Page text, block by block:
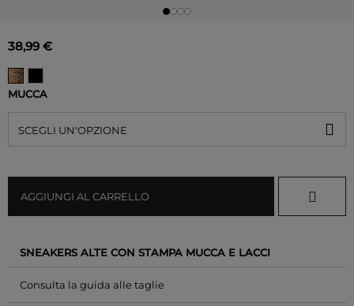
38,99 €
MUCCA
SCEGLI UN'OPZIONE
AGGIUNGI AL CARRELLO
SNEAKERS ALTE CON STAMPA MUCCA E LACCI
Consulta la guida alle taglie